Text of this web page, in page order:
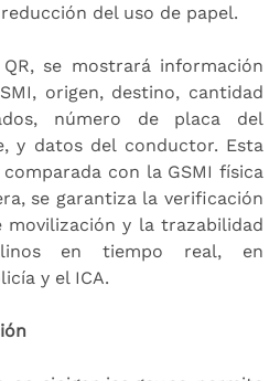
del uso de papel.
se mostrará información
origen, destino, cantidad
número de placa del
y datos del conductor. Esta
con la GSMI física
se garantiza la verificación
movilización y la trazabilidad
en tiempo real, en
y el ICA.